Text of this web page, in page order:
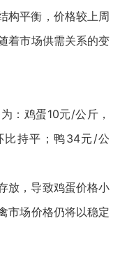
构平衡，价格较上周
着市场供需关系的变
：鸡蛋10元/公斤，
比持平；鸭34元/公
放，导致鸡蛋价格小
市场价格仍将以稳定